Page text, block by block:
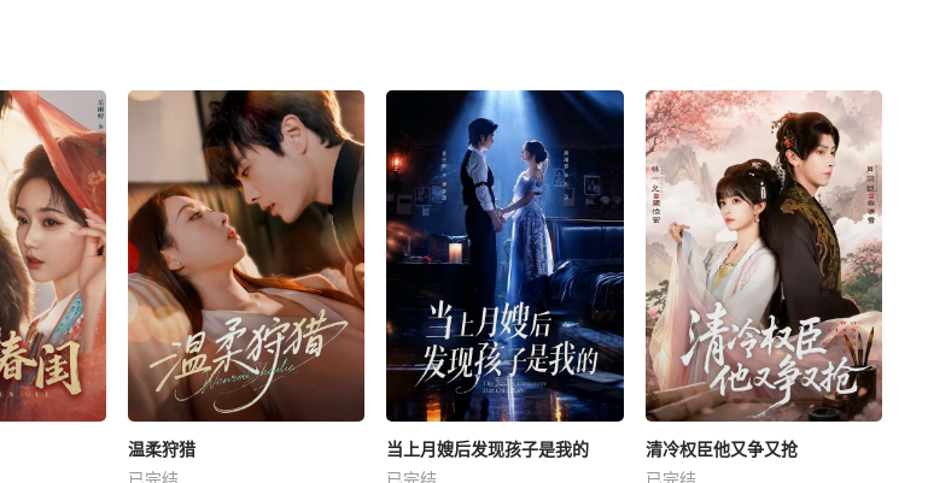
温柔狩猎
当上月嫂后发现孩子是我的
清冷权臣他又争又抢